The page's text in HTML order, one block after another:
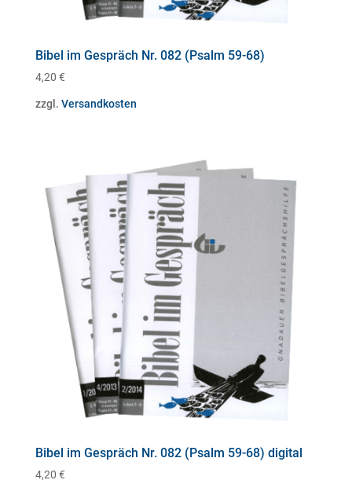
Bibel im Gespräch Nr. 082 (Psalm 59-68)
4,20 €
zzgl. Versandkosten
Bibel im Gespräch Nr. 082 (Psalm 59-68) digital
4,20 €